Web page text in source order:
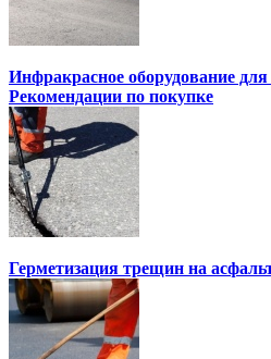
Инфракрасное оборудование
Рекомендации по покупке
Герметизация трещин на